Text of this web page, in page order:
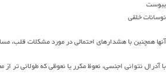
یبوست
نوسانات خلقی
آنها همچنین با هشدارهای احتمالی در مورد مشکلات
با آدرال نتوانی اجنسی، نعوظ مکرر یا نعوظی که طولانی تر